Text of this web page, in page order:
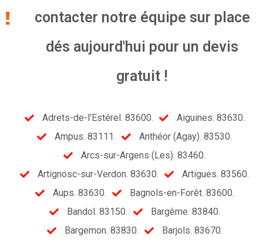
contacter notre équipe sur place
dés aujourd'hui pour un devis
gratuit !
Adrets-de-l’Estérel. 83600.
Aiguines. 83630.
Ampus. 83111.
Anthéor (Agay). 83530.
Arcs-sur-Argens (Les). 83460.
Artignosc-sur-Verdon. 83630.
Artigues. 83560.
Aups. 83630.
Bagnols-en-Forêt. 83600.
Bandol. 83150.
Bargème. 83840.
Bargemon. 83830.
Barjols. 83670.